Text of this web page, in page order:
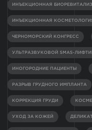
ИНЪЕКЦИОННАЯ
ИНЪЕКЦИОННАЯ
ЧЕРНОМОРСКИЙ КОНГРЕСС
УЛЬТРАЗВУКОВОЙ SMAS-
ИНОГОРОДНИЕ ПАЦИЕНТЫ
РАЗРЫВ ГРУДНОГО ИМПЛАНТА
КОРРЕКЦИЯ ГРУДИ
УХОД ЗА КОЖЕЙ